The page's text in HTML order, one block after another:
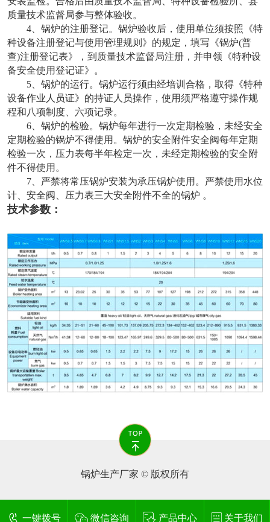
质量技术监督局参与整体验收。
4、锅炉的注册登记。锅炉验收后，使用单位须按照《特
种设备注册登记与使用管理规则》的规定，填写《锅炉(普
查)注册登记表》，到质量技术监督局注册，并申领《特种设
备安全使用登记证》。
5、锅炉的运行。锅炉运行须由经培训合格，取得《特种
设备作业人员证》的持证人员操作，使用须严格遵守操作规
程和八项制度、六项记录。
6、锅炉的检验。锅炉每年进行一次定期检验，未经安全
定期检验的锅炉不得使用。锅炉的安全附件安全阀每年定期
检验一次，压力表每半年检定一次，未经定期检验的安全附
件不得使用。
7、严禁将常压锅炉安装为承压锅炉使用。严禁使用水位
计、安全阀、压力表三大安全附件不全的锅炉 。
技术参数：
锅炉生产厂家 © 版权所有
一键拨号 微信咨询 产品中心 关于我们